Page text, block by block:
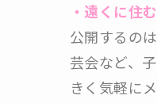
・遠くに住
公開するの
芸会など、
きく気軽に